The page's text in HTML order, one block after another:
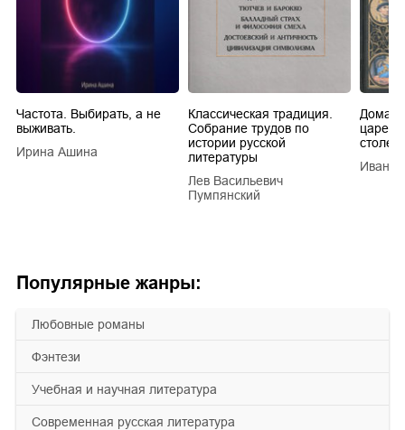
Популярные жанры:
любовные романы
фэнтези
учебная и научная литература
современная русская литература
Частота. Выбирать, а не
выживать.
Ирина Ашина
Классическая традиция.
Собрание трудов по
истории русской
литературы
Лев Васильевич
Пумпянский
царей
Иван